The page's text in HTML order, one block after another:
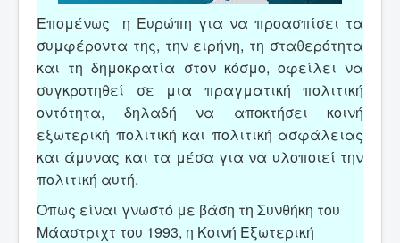
Επομένως η Ευρώπη για να προασπίσει τα
συμφέροντα της, την ειρήνη, τη σταθερότητα
και τη δημοκρατία στον κόσμο, οφείλει να
συγκροτηθεί σε μια πραγματική πολιτική
οντότητα, δηλαδή να αποκτήσει κοινή
εξωτερική πολιτική και πολιτική ασφάλειας
και άμυνας και τα μέσα για να υλοποιεί την
πολιτική αυτή.
Όπως είναι γνωστό με βάση τη Συνθήκη του
Μάαστριχτ του 1993, η Κοινή Εξωτερική